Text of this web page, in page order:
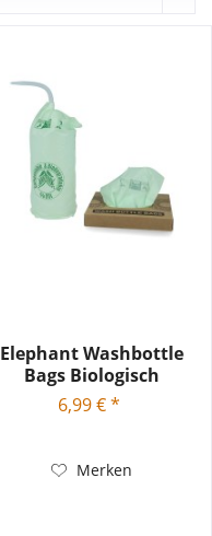
Elephant Washbottle
Bags Biologisch
Abbaubar 12...
6,99 € *
Merken